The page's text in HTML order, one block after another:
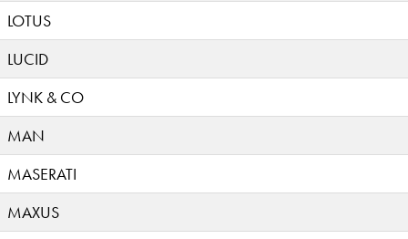
LOTUS
LUCID
LYNK & CO
MAN
MASERATI
MAXUS